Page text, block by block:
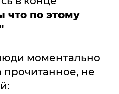
что по этому
моментально
прочитанное, не